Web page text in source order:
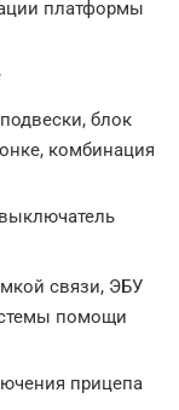
платформы
блок
комбинация
связи, ЭБУ
помощи
прицепа